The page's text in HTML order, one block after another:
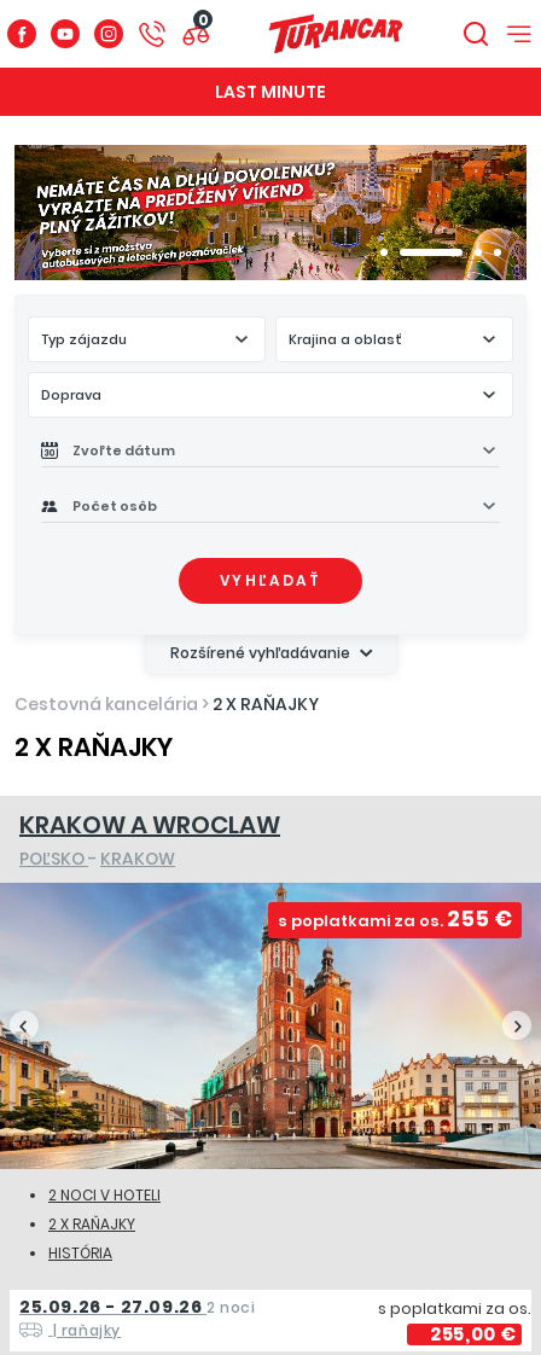
0
LAST MINUTE
Rozšírené vyhľadávanie
Typ zájazdu Krajina a oblasť
Doprava
Zvoľte dátum
Počet osôb
VYHĽADAŤ
Cestovná kancelária > 2 X RAŇAJKY
2 X RAŇAJKY
KRAKOW A WROCLAW
POĽSKO- KRAKOW
s poplatkami za os. 255 €
2 NOCI V HOTELI
2 X RAŇAJKY
HISTÓRIA
25.09.26 - 27.09.26 2 noci
| raňajky
s poplatkami za os.
255,00 €